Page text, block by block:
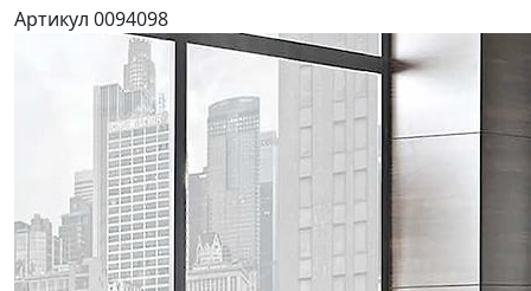
Артикул 0094098